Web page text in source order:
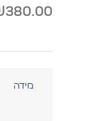
380.00
מידה